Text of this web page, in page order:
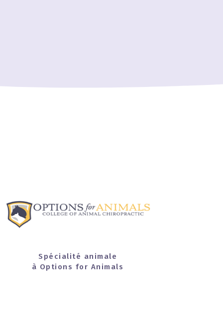
Spécialité animale
à Options for Animals